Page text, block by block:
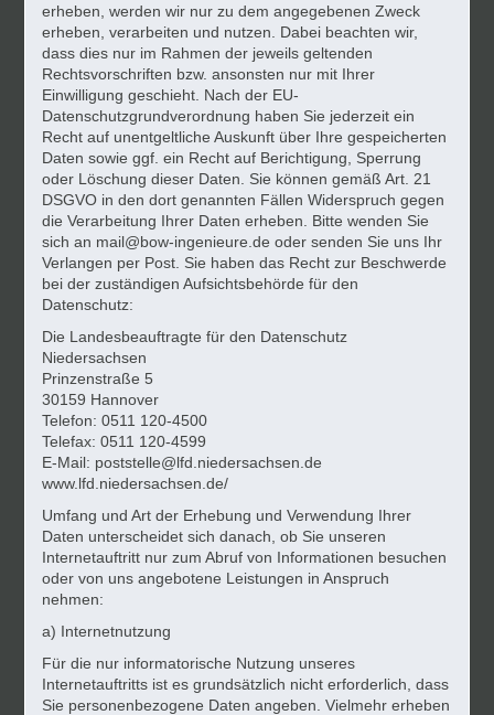
erheben, werden wir nur zu dem angegebenen Zweck
erheben, verarbeiten und nutzen. Dabei beachten wir,
dass dies nur im Rahmen der jeweils geltenden
Rechtsvorschriften bzw. ansonsten nur mit Ihrer
Einwilligung geschieht. Nach der EU-
Datenschutzgrundverordnung haben Sie jederzeit ein
Recht auf unentgeltliche Auskunft über Ihre gespeicherten
Daten sowie ggf. ein Recht auf Berichtigung, Sperrung
oder Löschung dieser Daten. Sie können gemäß Art. 21
DSGVO in den dort genannten Fällen Widerspruch gegen
die Verarbeitung Ihrer Daten erheben. Bitte wenden Sie
sich an mail@bow-ingenieure.de oder senden Sie uns Ihr
Verlangen per Post. Sie haben das Recht zur Beschwerde
bei der zuständigen Aufsichtsbehörde für den
Datenschutz:
Die Landesbeauftragte für den Datenschutz
Niedersachsen
Prinzenstraße 5
30159 Hannover
Telefon: 0511 120-4500
Telefax: 0511 120-4599
E-Mail: poststelle@lfd.niedersachsen.de
www.lfd.niedersachsen.de/
Umfang und Art der Erhebung und Verwendung Ihrer
Daten unterscheidet sich danach, ob Sie unseren
Internetauftritt nur zum Abruf von Informationen besuchen
oder von uns angebotene Leistungen in Anspruch
nehmen:
a) Internetnutzung
Für die nur informatorische Nutzung unseres
Internetauftritts ist es grundsätzlich nicht erforderlich, dass
Sie personenbezogene Daten angeben. Vielmehr erheben